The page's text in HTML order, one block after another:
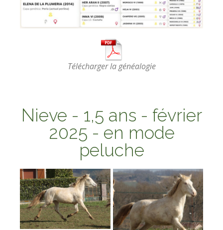
Télécharger la généalogie
Nieve - 1,5 ans - février
2025 - en mode
peluche